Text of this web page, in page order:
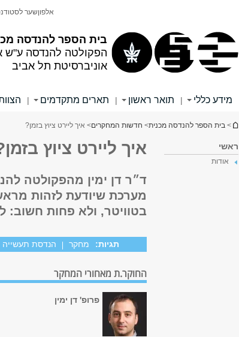
בית הספר להנדסה
הפקולטה להנדסה ע"ש
אוניברסיטת תל אביב
אלפוןשער
מידע כללי | תואר ראשון | תארים מתקדמים |
הינך נמצא כאן
> בית הספר להנדסה מכנית> חדשות המחקרים> איך ליירט ציוץ בזמן?
ראשי
אודות
איך ליירט ציוץ
ד״ר דן ימין מהפקולטה
מערכת שיודעת לזהות
בטוויטר, ולא פחות חשוב:
תגיות: מחקר הנדסת תעשייה
החוקר.ת מאחורי המחקר
פרופ' דן ימין